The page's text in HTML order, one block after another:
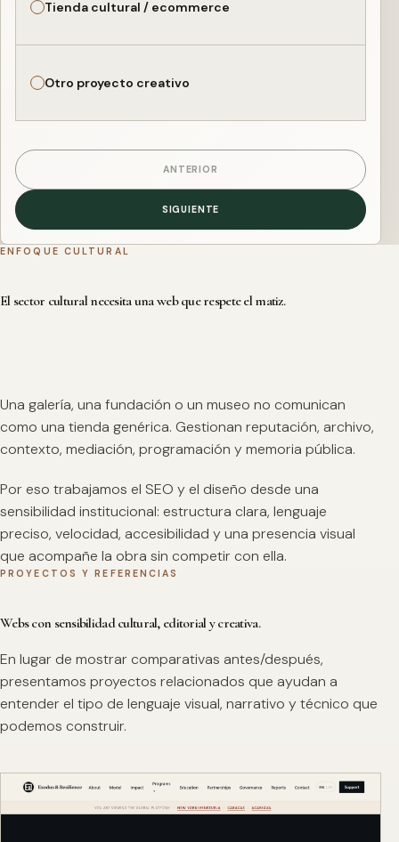
Tienda cultural / ecommerce
Otro proyecto creativo
ANTERIOR
SIGUIENTE
ENFOQUE CULTURAL
El sector cultural necesita una web que respete el matiz.
Una galería, una fundación o un museo no comunican
como una tienda genérica. Gestionan reputación, archivo,
contexto, mediación, programación y memoria pública.
Por eso trabajamos el SEO y el diseño desde una
sensibilidad institucional: estructura clara, lenguaje
preciso, velocidad, accesibilidad y una presencia visual
que acompañe la obra sin competir con ella.
PROYECTOS Y REFERENCIAS
Webs con sensibilidad cultural, editorial y creativa.
En lugar de mostrar comparativas antes/después,
presentamos proyectos relacionados que ayudan a
entender el tipo de lenguaje visual, narrativo y técnico que
podemos construir.